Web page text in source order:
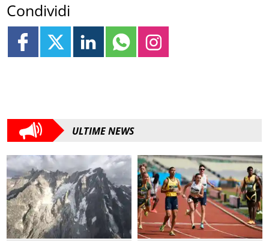
Condividi
ULTIME NEWS